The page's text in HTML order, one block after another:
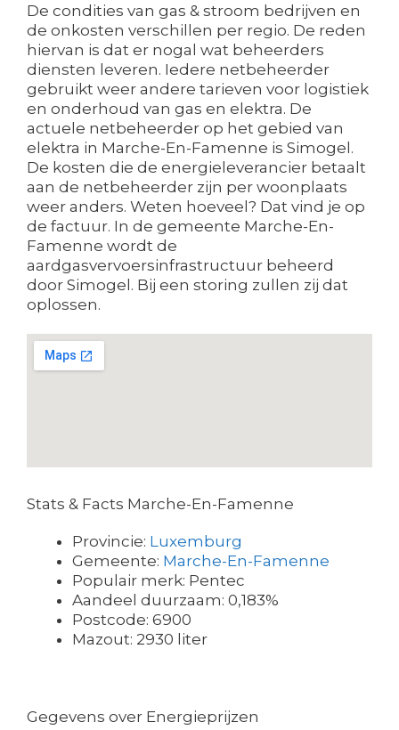
De condities van gas & stroom bedrijven en
de onkosten verschillen per regio. De reden
hiervan is dat er nogal wat beheerders
diensten leveren. Iedere netbeheerder
gebruikt weer andere tarieven voor logistiek
en onderhoud van gas en elektra. De
actuele netbeheerder op het gebied van
elektra in Marche-En-Famenne is Simogel.
De kosten die de energieleverancier betaalt
aan de netbeheerder zijn per woonplaats
weer anders. Weten hoeveel? Dat vind je op
de factuur. In de gemeente Marche-En-
Famenne wordt de
aardgasvervoersinfrastructuur beheerd
door Simogel. Bij een storing zullen zij dat
oplossen.
Stats & Facts Marche-En-Famenne
Provincie: Luxemburg
Gemeente: Marche-En-Famenne
Populair merk: Pentec
Aandeel duurzaam: 0,183%
Postcode: 6900
Mazout: 2930 liter
Gegevens over Energieprijzen